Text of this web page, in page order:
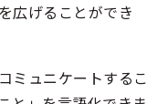
広げることができ
ミュニケートするこ